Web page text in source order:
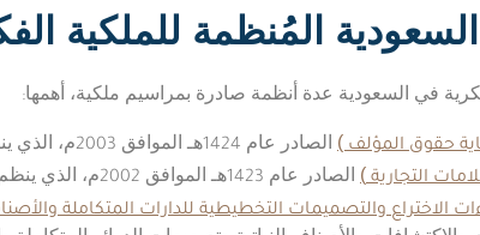
السعودية المُنظمة للملكية
في السعودية عدة أنظمة صادرة بمراسيم ملكية، أهمها:
حقوق المؤلف ) الصادر عام 1424هـ الموافق 2003م، الذي ينظم حقوق الكتاب والمؤلفين والفنانين والمبرمجين.
التجارية ) الصادر عام 1423هـ الموافق 2002م، الذي ينظم تسجيل وحماية الشعارات والأسماء التجارية المميزة.
الاختراع والتصميمات التخطيطية للدارات المتكاملة